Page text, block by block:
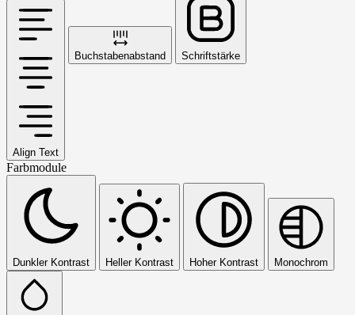
Align Text
Buchstabenabstand Schriftstärke
Farbmodule
Dunkler Kontrast Heller Kontrast Hoher Kontrast Monochrom